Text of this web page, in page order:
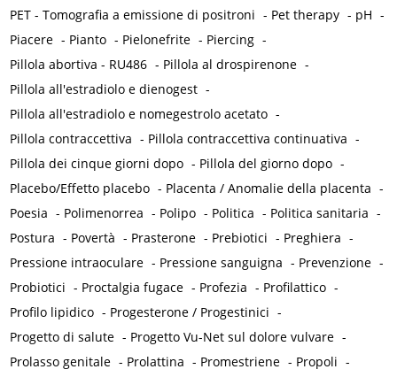
PET - Tomografia a emissione di positroni - Pet therapy - pH -
Piacere - Pianto - Pielonefrite - Piercing -
Pillola abortiva - RU486 - Pillola al drospirenone -
Pillola all'estradiolo e dienogest -
Pillola all'estradiolo e nomegestrolo acetato -
Pillola contraccettiva - Pillola contraccettiva continuativa -
Pillola dei cinque giorni dopo - Pillola del giorno dopo -
Placebo/Effetto placebo - Placenta / Anomalie della placenta -
Poesia - Polimenorrea - Polipo - Politica - Politica sanitaria -
Postura - Povertà - Prasterone - Prebiotici - Preghiera -
Pressione intraoculare - Pressione sanguigna - Prevenzione -
Probiotici - Proctalgia fugace - Profezia - Profilattico -
Profilo lipidico - Progesterone / Progestinici -
Progetto di salute - Progetto Vu-Net sul dolore vulvare -
Prolasso genitale - Prolattina - Promestriene - Propoli -